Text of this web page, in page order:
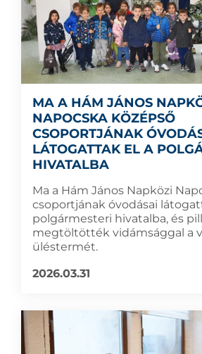
MA A HÁM JÁNOS
NAPOCSKA KÖZÉPSŐ
CSOPORTJÁNAK
LÁTOGATTAK EL A
HIVATALBA
Ma a Hám János Napközi
csoportjának óvodásai
polgármesteri hivatalba, és
megtöltötték vidámsággal a
üléstermét.
2026.03.31